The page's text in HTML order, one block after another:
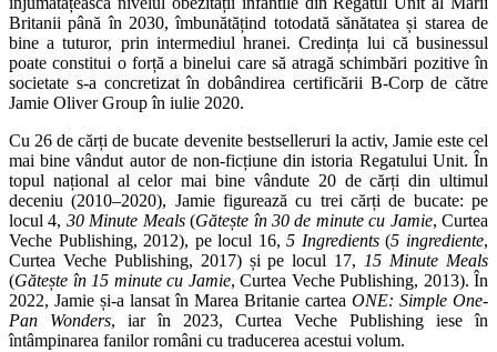
Britanii până în 2030, îmbunătățind totodată sănătatea și starea de
bine a tuturor, prin intermediul hranei. Credința lui că businessul
poate constitui o forță a binelui care să atragă schimbări pozitive în
societate s-a concretizat în dobândirea certificării B-Corp de către
Jamie Oliver Group în iulie 2020.
Cu 26 de cărți de bucate devenite bestselleruri la activ, Jamie este cel
mai bine vândut autor de non-ficțiune din istoria Regatului Unit. În
topul național al celor mai bine vândute 20 de cărți din ultimul
deceniu (2010–2020), Jamie figurează cu trei cărți de bucate: pe
locul 4, 30 Minute Meals(Gătește în 30 de minute cu Jamie, Curtea
Veche Publishing, 2012), pe locul 16,5 Ingredients(5 ingrediente,
Curtea Veche Publishing, 2017) și pe locul 17, 15 Minute Meals
(Gătește în 15 minute cu Jamie, Curtea Veche Publishing, 2013). În
2022, Jamie și-a lansat în Marea Britanie cartea ONE: Simple One-
Pan Wonders, iar în 2023, Curtea Veche Publishing iese în
întâmpinarea fanilor români cu traducerea acestui volum.